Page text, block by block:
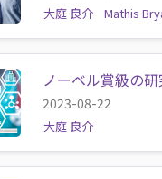
大庭 良介 Mathis
ノーベル賞級の
2023-08-22
大庭 良介